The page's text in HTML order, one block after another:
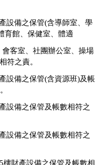
設備之保管(含導師室、學
育館、保健室、體適
客室、社團辦公室、操場
符之責。
設備之保管(含資源班)及帳
設備之保管及帳數相符之
設備之保管及帳數相符之
樓財產設備之保管及帳數相